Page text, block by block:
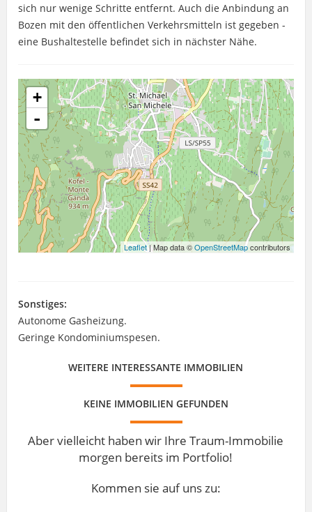
sich nur wenige Schritte entfernt. Auch die Anbindung an
Bozen mit den öffentlichen Verkehrsmitteln ist gegeben -
eine Bushaltestelle befindet sich in nächster Nähe.
+
-
Leaflet| Map data ©OpenStreetMapcontributors
Sonstiges:
Autonome Gasheizung.
Geringe Kondominiumspesen.
WEITERE INTERESSANTE IMMOBILIEN
KEINE IMMOBILIEN GEFUNDEN
Aber vielleicht haben wir Ihre Traum-Immobilie
morgen bereits im Portfolio!
Kommen sie auf uns zu: